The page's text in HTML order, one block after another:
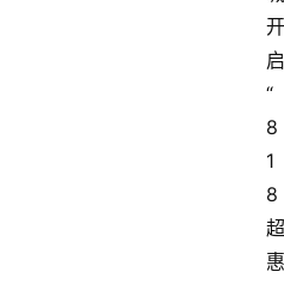
开
启
“
8
1
8
超
惠